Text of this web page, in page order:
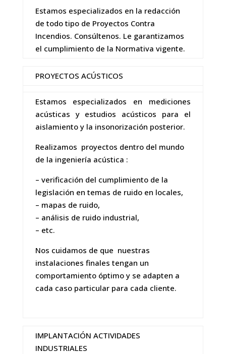
Estamos especializados en la redacción
de todo tipo de Proyectos Contra
Incendios. Consúltenos. Le garantizamos
el cumplimiento de la Normativa vigente.
PROYECTOS ACÚSTICOS
Estamos especializados en mediciones
acústicas y estudios acústicos para el
aislamiento y la insonorización posterior.
Realizamos proyectos dentro del mundo
de la ingeniería acústica :
– verificación del cumplimiento de la
legislación en temas de ruido en locales,
– mapas de ruido,
– análisis de ruido industrial,
– etc.
Nos cuidamos de que nuestras
instalaciones finales tengan un
comportamiento óptimo y se adapten a
cada caso particular para cada cliente.
IMPLANTACIÓN ACTIVIDADES
INDUSTRIALES